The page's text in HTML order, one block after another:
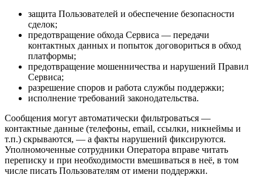
защита Пользователей и обеспечение безопасности
сделок;
предотвращение обхода Сервиса — передачи
контактных данных и попыток договориться в обход
платформы;
предотвращение мошенничества и нарушений Правил
Сервиса;
разрешение споров и работа службы поддержки;
исполнение требований законодательства.
Сообщения могут автоматически фильтроваться —
контактные данные (телефоны, email, ссылки, никнеймы и
т.п.) скрываются, — а факты нарушений фиксируются.
Уполномоченные сотрудники Оператора вправе читать
переписку и при необходимости вмешиваться в неё, в том
числе писать Пользователям от имени поддержки.